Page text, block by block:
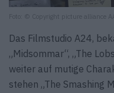
Foto: © Copyright picture alliance
Das Filmstudio A24,
„Midsommar“, „The
weiter auf mutige
stehen „The Smashing